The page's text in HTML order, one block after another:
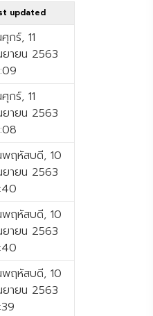
updated
กร์, 11
ยายน 2563
กร์, 11
ยายน 2563
ฤหัสบดี, 10
ยายน 2563
ฤหัสบดี, 10
ยายน 2563
ฤหัสบดี, 10
ยายน 2563